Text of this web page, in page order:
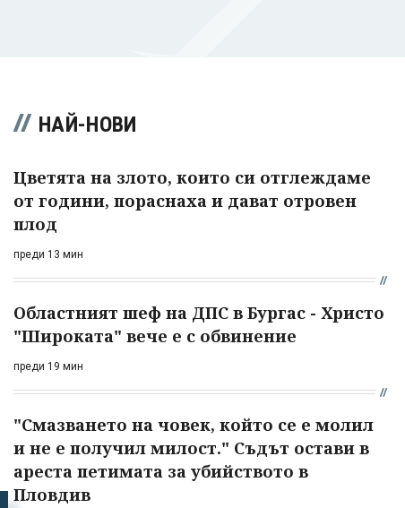
НАЙ-НОВИ
Цветята на злото, които си отглеждаме
от години, пораснаха и дават отровен
плод
преди 13 мин
Областният шеф на ДПС в Бургас - Христо
"Широката" вече е с обвинение
преди 19 мин
"Смазването на човек, който се е молил
и не е получил милост." Съдът остави в
ареста петимата за убийството в
Пловдив